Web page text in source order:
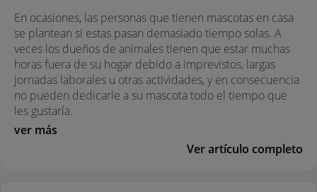
En ocasiones, las personas que tienen mascotas en casa
se plantean si estas pasan demasiado tiempo solas. A
veces los dueños de animales tienen que estar muchas
horas fuera de su hogar debido a imprevistos, largas
jornadas laborales u otras actividades, y en consecuencia
no pueden dedicarle a su mascota todo el tiempo que
les gustaría.
ver más
Ver artículo completo